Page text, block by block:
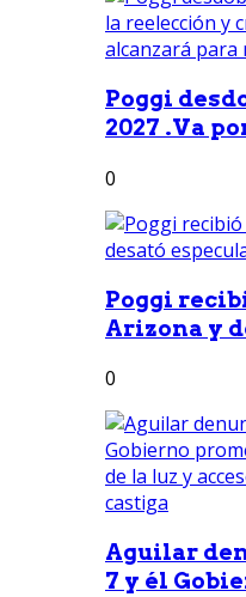
Poggi
2027 .Va
0
Poggi
Arizona y
0
Aguilar
7 y él